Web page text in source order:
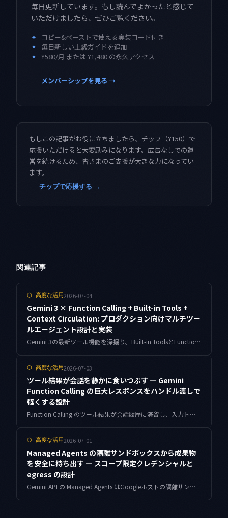
毎日更新しています。もし読んでよかったと感じて
いただけましたら、ぜひご覧ください。
✦
コピー&ペーストで使える実装コード付き
✦ 毎日新しい上級ガイドを追加
✦ ¥580/月 または ¥1,480 の永久アクセス
メンバーシップを見る →
もしこの記事がお役に立ちましたら、チップ（¥150）で
応援いただけると大変励みになります。広告なしでの運
営を続けるため、皆さまのご支援が大きな力になってい
ます。
チップで応援する →
関連記事
⬡ 高度な活用2026-07-04
Gemini 3 × Function Calling + Built-in Tools +
Context Circulation: プロダクション向けマルチツー
ルエージェント設計と実装
Gemini 3の最新ツール機能を深掘り。Built-in ToolsとFunction Callingの組み合わせ、Context Circulation、並列ツール呼び出しIDによる本番エージェント設計を、実測とつまずきの記録を交えて解説します。
⬡ 高度な活用2026-07-03
ツール結果が会話を静かに食いつぶす — Gemini
Function Calling の巨大レスポンスをハンドル渡しで
軽くする設計
Function Calling のツール結果が会話履歴に滞留し、入力トークンを複利で膨らませる問題を分解します。トークン予算つき圧縮とハンドル渡しの2実装で、実測で入力を約1/8に抑えた手順と落とし穴をまとめます。
⬡ 高度な活用2026-07-01
Managed Agents の隔離サンドボックスから成果物
を安全に持ち出す — スコープ限定クレデンシャルと
egress の設計
Gemini API の Managed Agents はGoogleホストの隔離サンドボックスで動きます。生成した成果物をそこから自分のリポジトリへ安全に戻すための、短命・最小権限クレデンシャルとegress境界の実装をまとめました。